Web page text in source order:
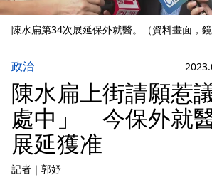
陳水扁第34次展延保外就醫。（資料畫面，鏡
政治
陳水扁上街請願惹
處中」 今保外就
展延獲准
記者 ｜ 郭妤